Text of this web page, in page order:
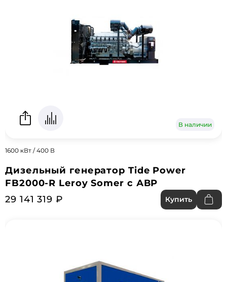
В наличии
1600 кВт / 400 В
Дизельный генератор Tide Power
FB2000-R Leroy Somer с АВР
29 141 319 ₽
Купить